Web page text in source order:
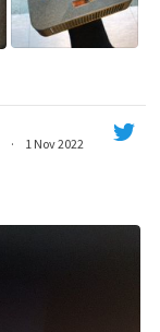
· 1 Nov 2022